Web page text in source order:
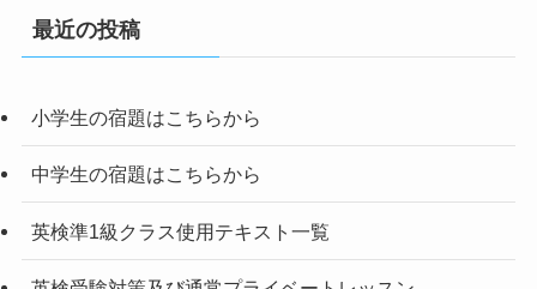
最近の投稿
小学生の宿題はこちらから
中学生の宿題はこちらから
英検準1級クラス使用テキスト一覧